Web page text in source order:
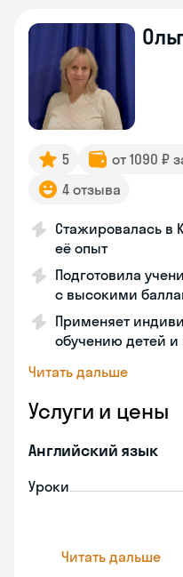
5 от 1090 ₽
4 отзыва
Стажировалась в
её опыт
Подготовила
с высокими
Применяет
обучению детей и
Читать дальше
Услуги и цены
Английский язык
Уроки
Читать дальше